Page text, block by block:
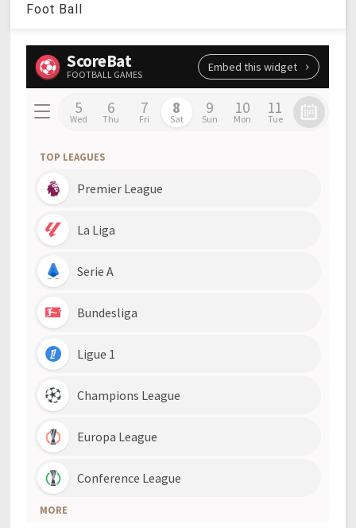
Foot Ball